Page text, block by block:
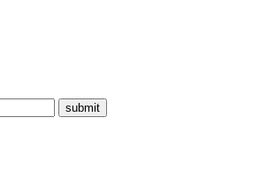
submit